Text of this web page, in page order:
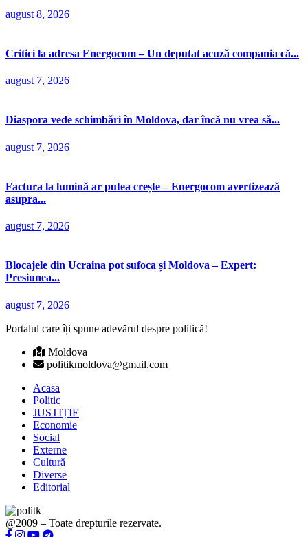
august 8, 2026
Critici la adresa Energocom – Un deputat acuză compania că...
august 7, 2026
Diaspora vede schimbări în Moldova, dar încă nu vrea să...
august 7, 2026
Factura la lumină ar putea crește – Energocom avertizează
asupra...
august 7, 2026
Blocajele din Ucraina pot sufoca și Moldova – Expert:
Presiunea...
august 7, 2026
Portalul care îți spune adevărul despre politică!
Moldova
politikmoldova@gmail.com
Acasa
Politic
JUSTIȚIE
Economie
Social
Externe
Cultură
Diverse
Editorial
@2009 – Toate drepturile rezervate.